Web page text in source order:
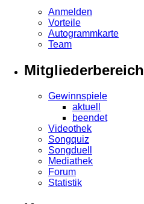
Anmelden
Vorteile
Autogrammkarte
Team
Mitgliederbereich
Gewinnspiele
aktuell
beendet
Videothek
Songquiz
Songduell
Mediathek
Forum
Statistik